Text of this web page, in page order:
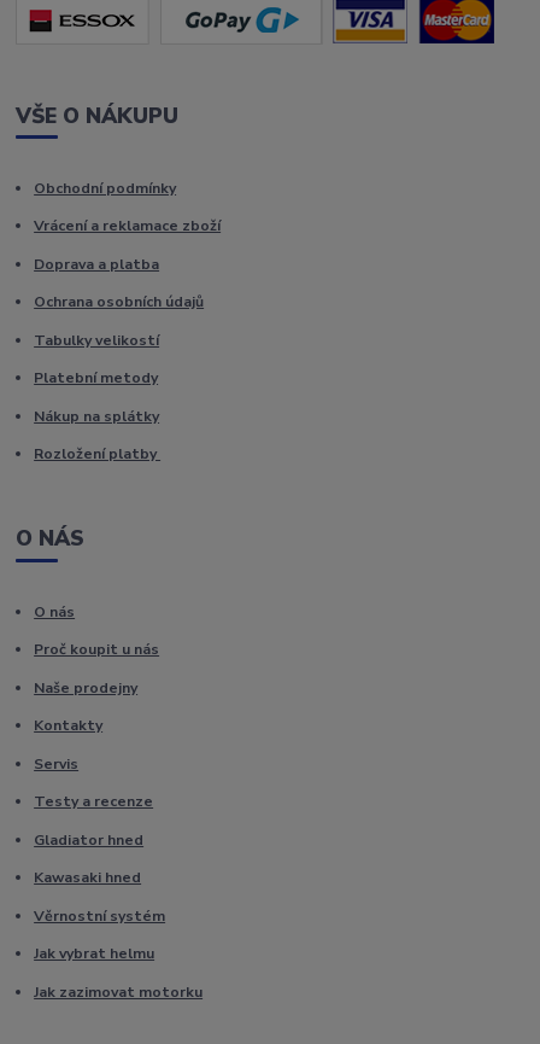
VŠE O NÁKUPU
Obchodní podmínky
Vrácení a reklamace zboží
Doprava a platba
Ochrana osobních údajů
Tabulky velikostí
Platební metody
Nákup na splátky
Rozložení platby
O NÁS
O nás
Proč koupit u nás
Naše prodejny
Kontakty
Servis
Testy a recenze
Gladiator hned
Kawasaki hned
Věrnostní systém
Jak vybrat helmu
Jak zazimovat motorku